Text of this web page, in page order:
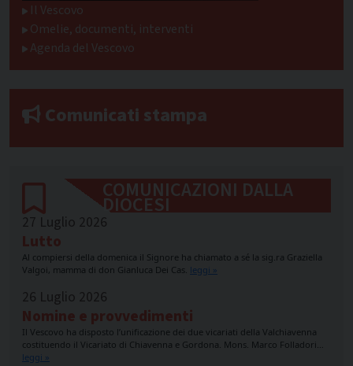
Il Vescovo
Omelie, documenti, interventi
Agenda del Vescovo
Comunicati stampa
COMUNICAZIONI DALLA
DIOCESI
27 Luglio 2026
Lutto
Al compiersi della domenica il Signore ha chiamato a sé la sig.ra Graziella
Valgoi, mamma di don Gianluca Dei Cas. leggi »
26 Luglio 2026
Nomine e provvedimenti
Il Vescovo ha disposto l’unificazione dei due vicariati della Valchiavenna
costituendo il Vicariato di Chiavenna e Gordona. Mons. Marco Folladori…
leggi »